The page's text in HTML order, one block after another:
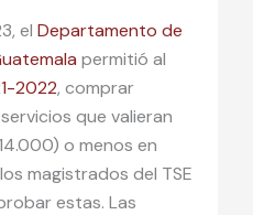
el Departamento de
permitió al
2022, comprar
que valieran
o menos en
magistrados del TSE
estas. Las